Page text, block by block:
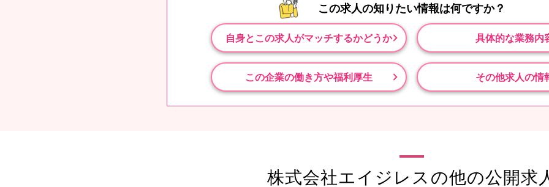
この求人の知りたい情報は何ですか？
自身とこの求人がマッチするかどうか 具体的な業務内
この企業の働き方や福利厚生 その他求人の情
株式会社エイジレスの他の公開求